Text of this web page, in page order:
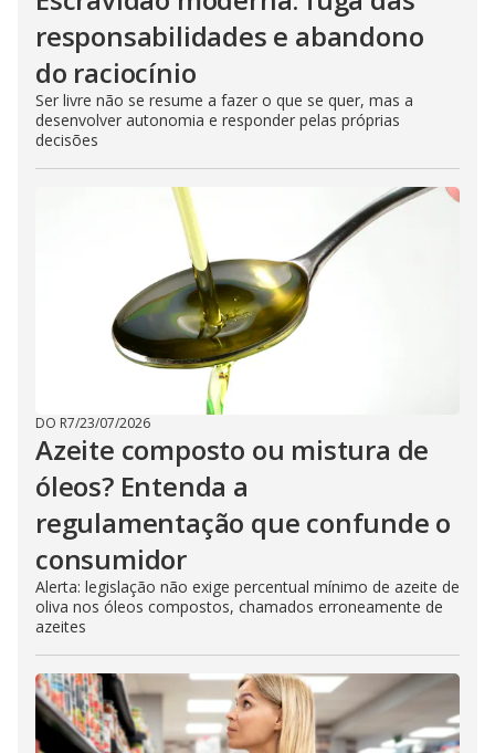
responsabilidades e abandono
do raciocínio
Ser livre não se resume a fazer o que se quer, mas a
desenvolver autonomia e responder pelas próprias
decisões
DO R7/23/07/2026
Azeite composto ou mistura de
óleos? Entenda a
regulamentação que confunde o
consumidor
Alerta: legislação não exige percentual mínimo de azeite de
oliva nos óleos compostos, chamados erroneamente de
azeites